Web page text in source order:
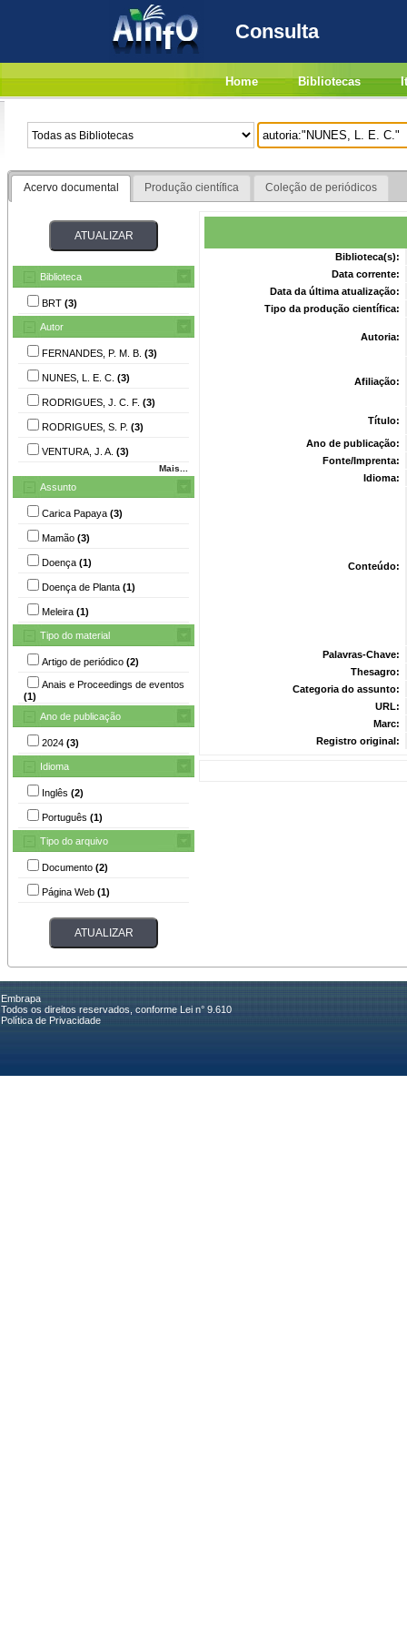
Consulta
Home Bibliotecas
Acervo documental Produção científica Coleção de periódicos
Biblioteca
BRT (3)
Autor
FERNANDES, P. M. B. (3)
NUNES, L. E. C. (3)
RODRIGUES, J. C. F. (3)
RODRIGUES, S. P. (3)
VENTURA, J. A. (3)
Mais...
Assunto
Carica Papaya (3)
Mamão (3)
Doença (1)
Doença de Planta (1)
Meleira (1)
Tipo do material
Artigo de periódico (2)
Anais e Proceedings de eventos
(1)
Ano de publicação
2024 (3)
Idioma
Inglês (2)
Português (1)
Tipo do arquivo
Documento (2)
Página Web (1)
Biblioteca(s):
Data corrente:
Data da última atualização:
Tipo da produção científica:
Autoria:
Afiliação:
Título:
Ano de publicação:
Fonte/Imprenta:
Idioma:
Conteúdo:
Palavras-Chave:
Thesagro:
Categoria do assunto:
URL:
Marc:
Registro original:
Embrapa
Todos os direitos reservados, conforme Lei n° 9.610
Política de Privacidade